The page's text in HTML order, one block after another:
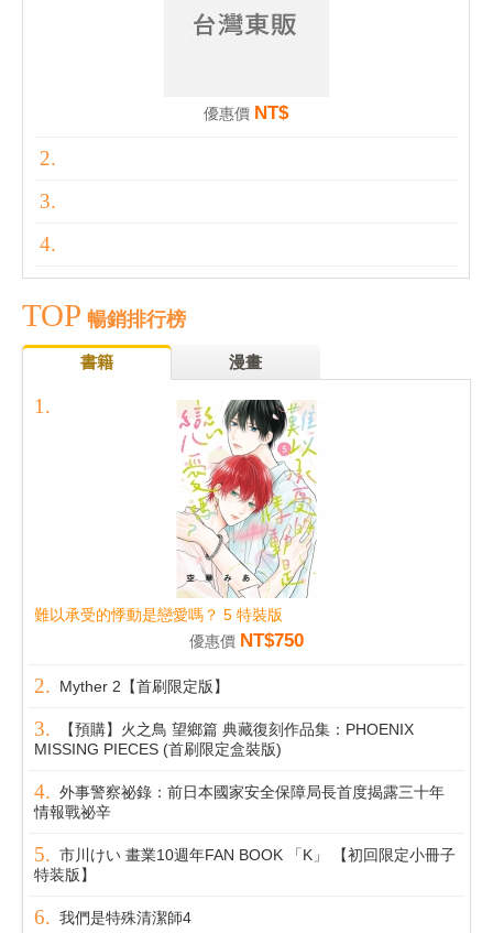
優惠價 NT$
TOP 暢銷排行榜
書籍 漫畫
難以承受的悸動是戀愛嗎？ 5 特裝版
優惠價 NT$750
Myther 2【首刷限定版】
【預購】火之鳥 望鄉篇 典藏復刻作品集：PHOENIX
MISSING PIECES (首刷限定盒裝版)
外事警察祕錄：前日本國家安全保障局長首度揭露三十年
情報戰祕辛
市川けい 畫業10週年FAN BOOK 「K」 【初回限定小冊子
特装版】
我們是特殊清潔師4